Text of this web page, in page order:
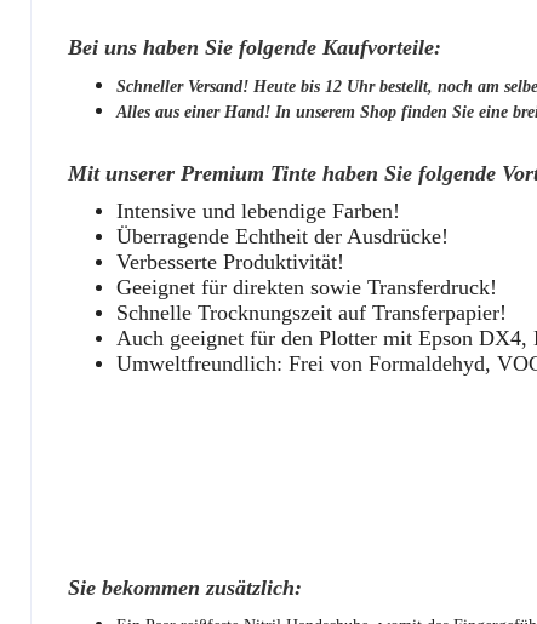
Bei uns haben Sie folgende Kaufvorteile:
Schneller Versand! Heute bis 12 Uhr bestellt, noch am
Alles aus einer Hand! In unserem Shop finden Sie eine
Mit unserer Premium Tinte haben Sie folgende
Intensive und lebendige Farben!
Überragende Echtheit der Ausdrücke!
Verbesserte Produktivität!
Geeignet für direkten sowie Transferdruck!
Schnelle Trocknungszeit auf Transferpapier!
Auch geeignet für den Plotter mit Epson DX4,
Umweltfreundlich: Frei von Formaldehyd,
Sie bekommen zusätzlich: